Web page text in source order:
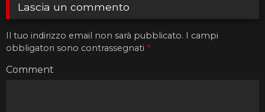
Lascia un commento
Il tuo indirizzo email non sarà pubblicato. I campi
obbligatori sono contrassegnati *
Comment